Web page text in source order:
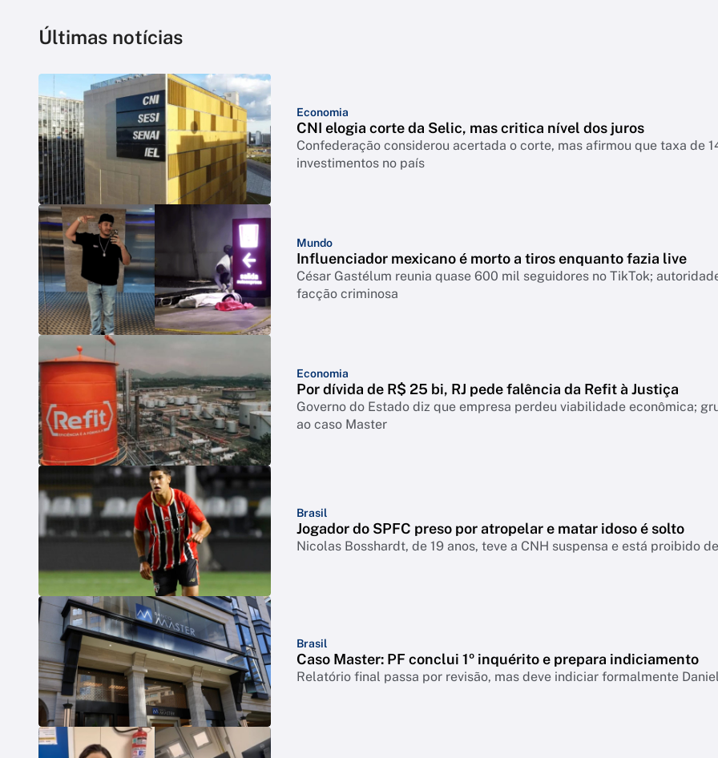
Últimas notícias
Economia
CNI elogia corte da Selic, mas critica nível dos juros
Confederação considerou acertada o corte, mas afirmou que taxa de 14% continua pressionando empresas,
investimentos no país
Mundo
Influenciador mexicano é morto a tiros enquanto fazia live
César Gastélum reunia quase 600 mil seguidores no TikTok;
facção criminosa
Economia
Por dívida de R$ 25 bi, RJ pede falência da Refit à Justiça
Governo do Estado diz que empresa perdeu viabilidade econômica;
ao caso Master
Brasil
Jogador do SPFC preso por atropelar e matar idoso é solto
Nicolas Bosshardt, de 19 anos, teve a CNH suspensa e está proibido
Brasil
Caso Master: PF conclui 1º inquérito e prepara indiciamento
Relatório final passa por revisão, mas deve indiciar formalmente